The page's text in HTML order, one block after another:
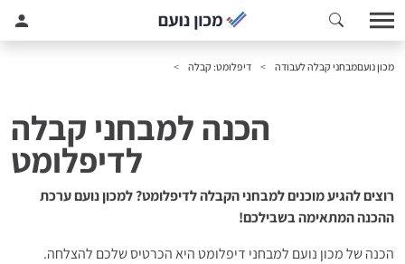
מכון נועםמבחני קבלה לעבודה דיפלומט: קבלה
הכנה למבחני קבלה
לדיפלומט
רוצים להגיע מוכנים למבחני הקבלה לדיפלומט? למכון נועם ערכת
ההכנה המתאימה בשבילכם!
הכנה של מכון נועם למבחני דיפלומט היא הכרטיס שלכם להצלחה.